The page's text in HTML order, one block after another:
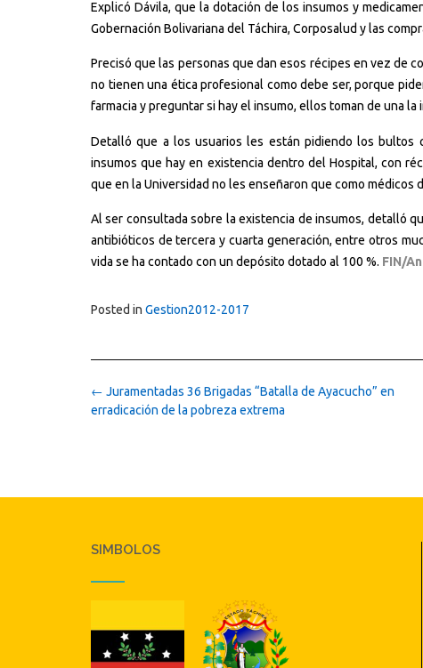
Explicó Dávila, que la dotación de los insumos y
Gobernación Bolivariana del Táchira, Corposalud y las
Precisó que las personas que dan esos récipes en vez de
no tienen una ética profesional como debe ser, porque
farmacia y preguntar si hay el insumo, ellos toman de una
Detalló que a los usuarios les están pidiendo los bultos
insumos que hay en existencia dentro del Hospital, con
que en la Universidad no les enseñaron que como médicos
Al ser consultada sobre la existencia de insumos, detalló
antibióticos de tercera y cuarta generación, entre otros
vida se ha contado con un depósito dotado al 100 %. FIN/
Posted in Gestion2012-2017
Post
navigation
← Juramentadas 36 Brigadas “Batalla de Ayacucho” en
erradicación de la pobreza extrema
SIMBOLOS